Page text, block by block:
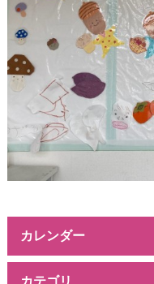
カレンダー
カテゴリ